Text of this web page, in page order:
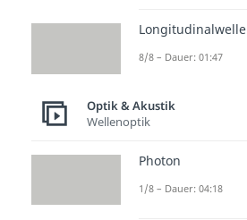
Longitudinalwelle
8/8 – Dauer: 01:47
Optik & Akustik
Wellenoptik
Photon
1/8 – Dauer: 04:18